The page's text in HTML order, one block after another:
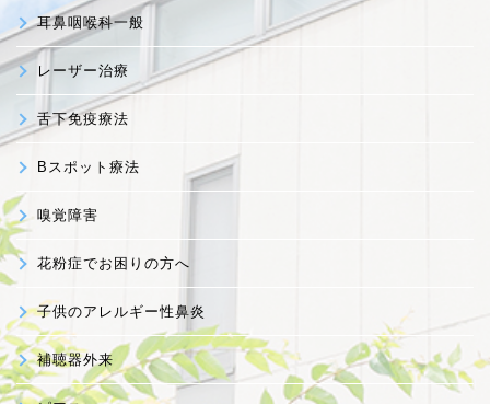
耳鼻咽喉科一般
レーザー治療
舌下免疫療法
Bスポット療法
嗅覚障害
花粉症でお困りの方へ
子供のアレルギー性鼻炎
補聴器外来